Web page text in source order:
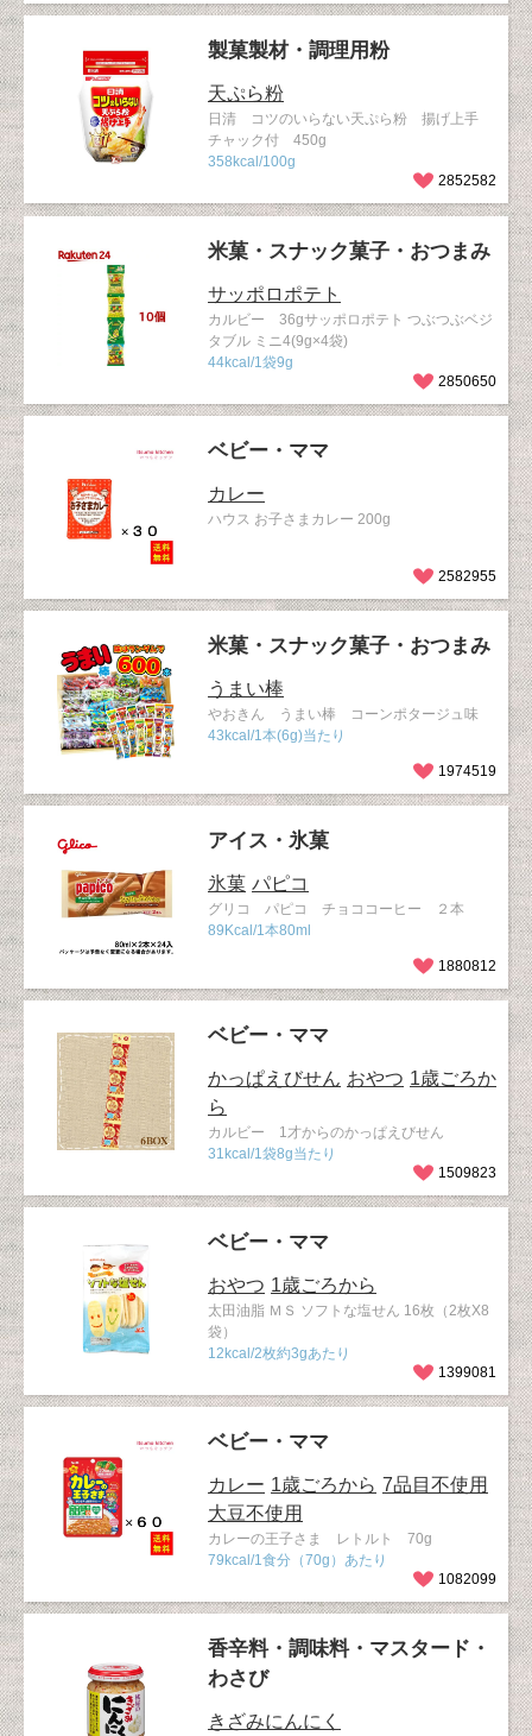
製菓製材・調理用粉
天ぷら粉
日清 コツのいらない天ぷら粉 揚げ上手
チャック付 450g
358kcal/100g
2852582
米菓・スナック菓子・おつまみ
サッポロポテト
カルビー 36gサッポロポテト つぶつぶベジ
タブル ミニ4(9g×4袋)
44kcal/1袋9g
2850650
ベビー・ママ
カレー
ハウス お子さまカレー 200g
2582955
米菓・スナック菓子・おつまみ
うまい棒
やおきん うまい棒 コーンポタージュ味
43kcal/1本(6g)当たり
1974519
アイス・氷菓
氷菓 パピコ
グリコ パピコ チョココーヒー ２本
89Kcal/1本80ml
1880812
ベビー・ママ
かっぱえびせん おやつ 1歳ごろか
ら
カルビー 1才からのかっぱえびせん
31kcal/1袋8g当たり
1509823
ベビー・ママ
おやつ 1歳ごろから
太田油脂 ＭＳ ソフトな塩せん 16枚（2枚X8
袋）
12kcal/2枚約3gあたり
1399081
ベビー・ママ
カレー 1歳ごろから 7品目不使用
大豆不使用
カレーの王子さま レトルト 70g
79kcal/1食分（70g）あたり
1082099
香辛料・調味料・マスタード・
わさび
きざみにんにく